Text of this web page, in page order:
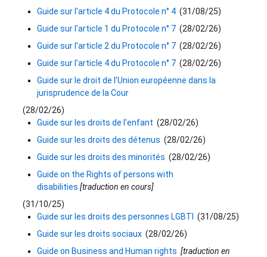
Guide sur l'article 4 du Protocole n° 4 (31/08/25)
Guide sur l'article 1 du Protocole n° 7 (28/02/26)
Guide sur l'article 2 du Protocole n° 7 (28/02/26)
Guide sur l'article 4 du Protocole n° 7 (28/02/26)
Guide sur le droit de l’Union européenne dans la
jurisprudence de la Cour
(28/02/26)
Guide sur les droits de l'enfant (28/02/26)
Guide sur les droits des détenus (28/02/26)
Guide sur les droits des minorités (28/02/26)
Guide on the Rights of persons with
disabilities [traduction en cours]
(31/10/25)
Guide sur les droits des personnes LGBTI
(31/08/25)
Guide sur les droits sociaux (28/02/26)
Guide on Business and Human rights [traduction en